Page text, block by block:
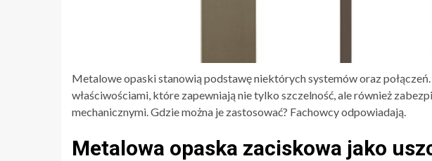
Metalowe opaski stanowią podstawę niektórych systemów oraz
właściwościami, które zapewniają nie tylko szczelność, ale również
mechanicznymi. Gdzie można je zastosować? Fachowcy odpowiadają.
Metalowa opaska zaciskowa jako